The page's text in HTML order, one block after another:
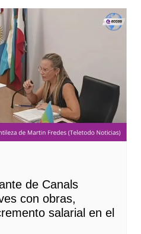
de Canals
con obras,
salarial en el